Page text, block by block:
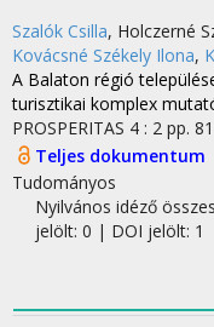
Szalók Csilla, Holczerné
Kovácsné Székely Ilona,
A Balaton régió
turisztikai komplex
PROSPERITAS 4 : 2 pp.
Teljes dokumentum
Tudományos
Nyilvános idéző
jelölt: 0 | DOI jelölt: 1